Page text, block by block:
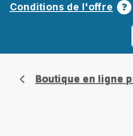
Conditions de l'offre
Boutique en ligne